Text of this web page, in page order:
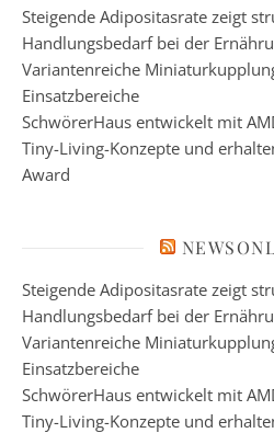
Steigende Adipositasrate zeigt
Handlungsbedarf bei der
Variantenreiche
Einsatzbereiche
SchwörerHaus entwickelt mit
Tiny-Living-Konzepte und
Award
Steigende Adipositasrate zeigt
Handlungsbedarf bei der
Variantenreiche
Einsatzbereiche
SchwörerHaus entwickelt mit
Tiny-Living-Konzepte und